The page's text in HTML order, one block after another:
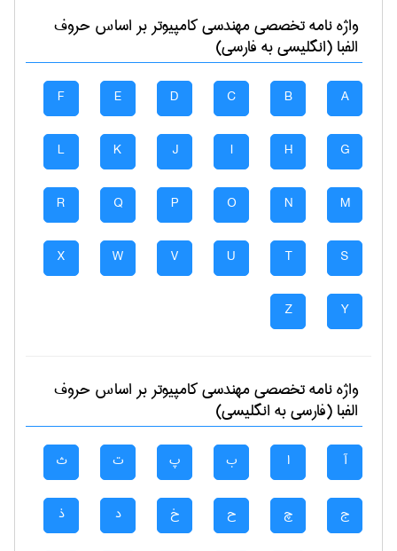
واژه نامه تخصصیمهندسی كامپيوتربر اساس حروف
الفبا (انگلیسی به فارسی)
A
B
C
D
E
F
G
H
I
J
K
L
M
N
O
P
Q
R
S
T
U
V
W
X
Y
Z
واژه نامه تخصصیمهندسی كامپيوتربر اساس حروف
الفبا (فارسی به انگلیسی)
آ ا ب پ ت ث
ج چ ح خ د ذ